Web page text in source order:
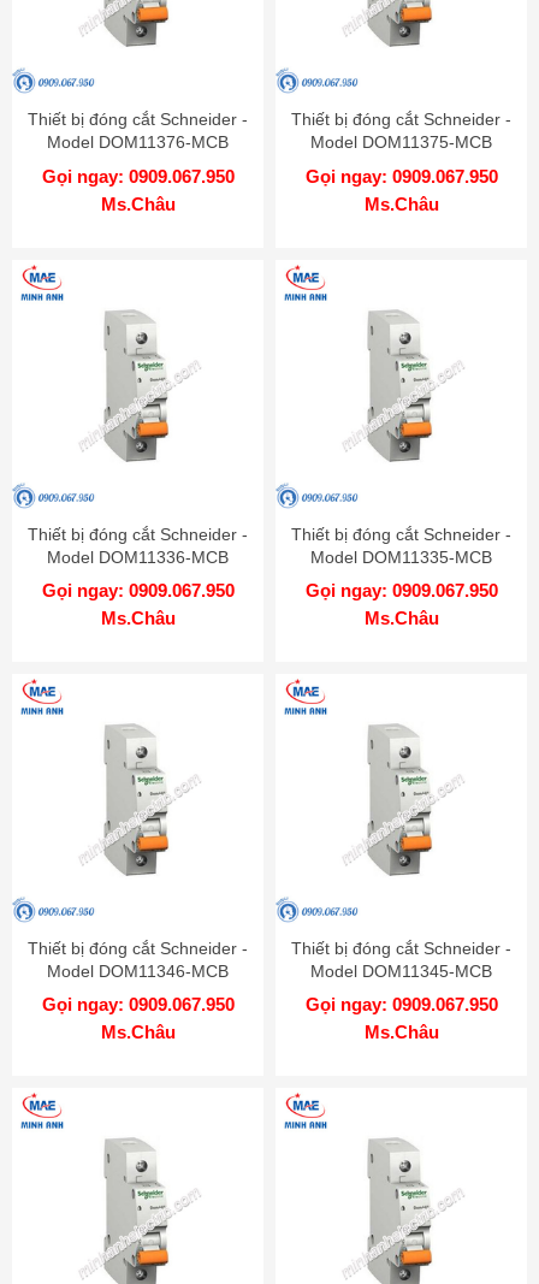
Thiết bị đóng cắt Schneider -
Model DOM11376-MCB
Gọi ngay: 0909.067.950
Ms.Châu
Thiết bị đóng cắt Schneider -
Model DOM11375-MCB
Gọi ngay: 0909.067.950
Ms.Châu
Thiết bị đóng cắt Schneider -
Model DOM11336-MCB
Gọi ngay: 0909.067.950
Ms.Châu
Thiết bị đóng cắt Schneider -
Model DOM11335-MCB
Gọi ngay: 0909.067.950
Ms.Châu
Thiết bị đóng cắt Schneider -
Model DOM11346-MCB
Gọi ngay: 0909.067.950
Ms.Châu
Thiết bị đóng cắt Schneider -
Model DOM11345-MCB
Gọi ngay: 0909.067.950
Ms.Châu